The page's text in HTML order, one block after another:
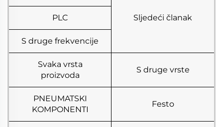
Sljedeći članak
PLC
S druge frekvencije
Svaka vrsta
proizvoda
S druge vrste
PNEUMATSKI
KOMPONENTI
Festo